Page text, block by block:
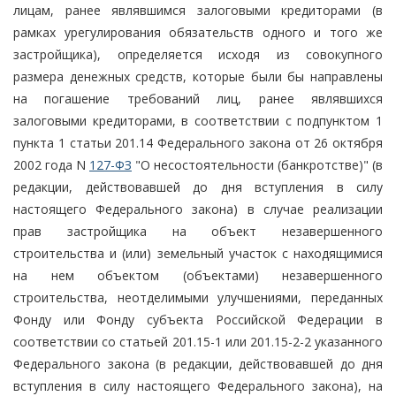
лицам, ранее являвшимся залоговыми кредиторами (в
рамках урегулирования обязательств одного и того же
застройщика), определяется исходя из совокупного
размера денежных средств, которые были бы направлены
на погашение требований лиц, ранее являвшихся
залоговыми кредиторами, в соответствии с подпунктом 1
пункта 1 статьи 201.14 Федерального закона от 26 октября
2002 года N 127-ФЗ "О несостоятельности (банкротстве)" (в
редакции, действовавшей до дня вступления в силу
настоящего Федерального закона) в случае реализации
прав застройщика на объект незавершенного
строительства и (или) земельный участок с находящимися
на нем объектом (объектами) незавершенного
строительства, неотделимыми улучшениями, переданных
Фонду или Фонду субъекта Российской Федерации в
соответствии со статьей 201.15-1 или 201.15-2-2 указанного
Федерального закона (в редакции, действовавшей до дня
вступления в силу настоящего Федерального закона), на